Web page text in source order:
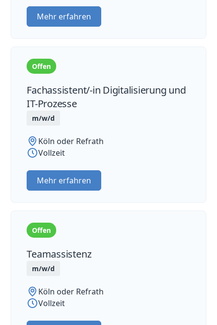
Mehr erfahren
Offen
Fachassistent/-in Digitalisierung und
IT-Prozesse
m/w/d
Köln oder Refrath
Vollzeit
Mehr erfahren
Offen
Teamassistenz
m/w/d
Köln oder Refrath
Vollzeit